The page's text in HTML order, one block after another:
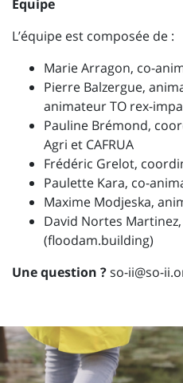
Equipe
L’équipe est composée de :
Marie Arragon, co-
Pierre Balzergue,
animateur TO rex-
Pauline Brémond,
Agri et CAFRUA
Frédéric Grelot,
Paulette Kara, co-
Maxime Modjeska,
David Nortes
(floodam.building)
Une question ?so-ii@so-